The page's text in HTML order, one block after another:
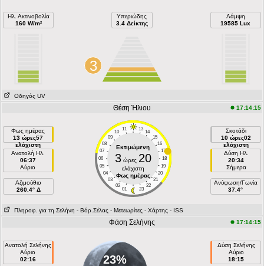
Ηλ. Ακτινοβολία
160 W/m²
Υπεριώδης
3.4 Δείκτης
3
Λάμψη
19585 Lux
Οδηγός UV
Θέση Ήλιου 17:14:15
Φως ημέρας
13 ώρες57
ελάχιστη
Ανατολή Ηλ.
06:37
Αύριο
Aζιμούθιο
260.4° Δ
11 13
10
14
09
15
08
16
07
17
06
18
05
19
04
20
03
21
02
22
01 23
Εκτιμώμενη
3ώρες 20
ελάχιστη
Φως ημέρας
Σκοτάδι
10 ώρες02
ελάχιστη
Δύση Ηλ.
20:34
Σήμερα
Ανύψωση/Γωνία
37.4°
Πληροφ. για τη Σελήνη - Βόρ.Σέλας - Μετεωρίτες - Χάρτης - ISS
Φάση Σελήνης 17:14:15
Ανατολή Σελήνης
Αύριο
02:16
23%
Δύση Σελήνης
Αύριο
18:15